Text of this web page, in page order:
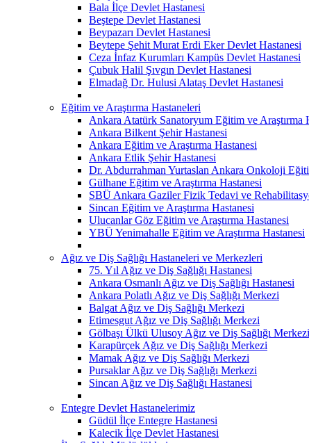
Bala İlçe Devlet Hastanesi
Beştepe Devlet Hastanesi
Beypazarı Devlet Hastanesi
Beytepe Şehit Murat Erdi Eker Devlet Hastanesi
Ceza İnfaz Kurumları Kampüs Devlet Hastanesi
Çubuk Halil Şıvgın Devlet Hastanesi
Elmadağ Dr. Hulusi Alataş Devlet Hastanesi
Eğitim ve Araştırma Hastaneleri
Ankara Atatürk Sanatoryum Eğitim ve Araştırma
Ankara Bilkent Şehir Hastanesi
Ankara Eğitim ve Araştırma Hastanesi
Ankara Etlik Şehir Hastanesi
Dr. Abdurrahman Yurtaslan Ankara Onkoloji
Gülhane Eğitim ve Araştırma Hastanesi
SBÜ Ankara Gaziler Fizik Tedavi ve
Sincan Eğitim ve Araştırma Hastanesi
Ulucanlar Göz Eğitim ve Araştırma Hastanesi
YBÜ Yenimahalle Eğitim ve Araştırma Hastanesi
Ağız ve Diş Sağlığı Hastaneleri ve Merkezleri
75. Yıl Ağız ve Diş Sağlığı Hastanesi
Ankara Osmanlı Ağız ve Diş Sağlığı Hastanesi
Ankara Polatlı Ağız ve Diş Sağlığı Merkezi
Balgat Ağız ve Diş Sağlığı Merkezi
Etimesgut Ağız ve Diş Sağlığı Merkezi
Gölbaşı Ülkü Ulusoy Ağız ve Diş Sağlığı Merkezi
Karapürçek Ağız ve Diş Sağlığı Merkezi
Mamak Ağız ve Diş Sağlığı Merkezi
Pursaklar Ağız ve Diş Sağlığı Merkezi
Sincan Ağız ve Diş Sağlığı Hastanesi
Entegre Devlet Hastanelerimiz
Güdül İlçe Entegre Hastanesi
Kalecik İlçe Devlet Hastanesi